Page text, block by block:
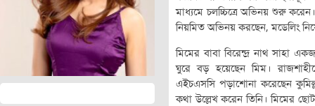
মাধ্যমে চলচ্চিত্রে অভিনয় শুরু করেন।
নিয়মিত অভিনয় করছেন, মডেলিং
মিমের বাবা বিরেন্দ্র নাথ সাহা
ঘুরে বড় হয়েছেন মিম।
এইচএসসি পড়াশোনা করেছেন
কথা উল্লেখ করেন তিনি। মিমের